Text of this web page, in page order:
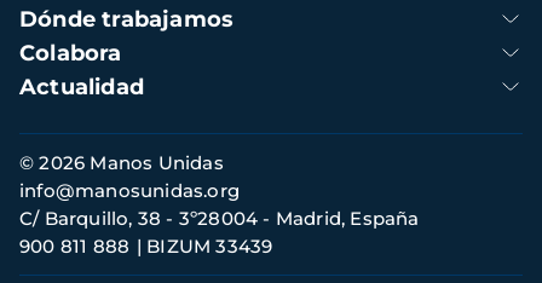
Dónde trabajamos
Colabora
Actualidad
Información
de
contacto
© 2026 Manos Unidas
C/ Barquillo, 38 - 3º28004 - Madrid, España
900 811 888
BIZUM 33439
info@manosunidas.org